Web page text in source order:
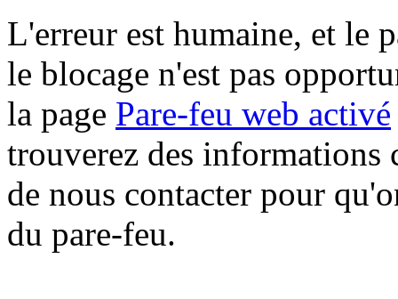
L'erreur est humaine, et le
le blocage n'est pas
la page Pare-feu web activé
trouverez des informations
de nous contacter pour
du pare-feu.